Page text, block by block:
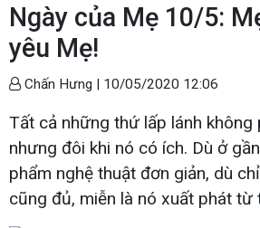
Ngày của Mẹ 10/5:
yêu Mẹ!
Chấn Hưng | 10/05/2020 12:06
Tất cả những thứ lấp lánh không
nhưng đôi khi nó có ích. Dù ở
phẩm nghệ thuật đơn giản, dù
cũng đủ, miễn là nó xuất phát từ